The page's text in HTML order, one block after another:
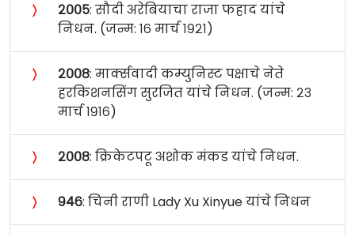
〉 २००५: सौदी अरेबियाचा राजा फहाद यांचे
निधन. (जन्म: १६ मार्च १९२१)
〉 २००८: मार्क्सवादी कम्युनिस्ट पक्षाचे नेते
हरकिशनसिंग सुरजित यांचे निधन. (जन्म: २३
मार्च १९१६)
〉 २००८: क्रिकेटपटू अशोक मंकड यांचे निधन.
〉 ९४६: चिनी राणी Lady Xu Xinyue यांचे निधन